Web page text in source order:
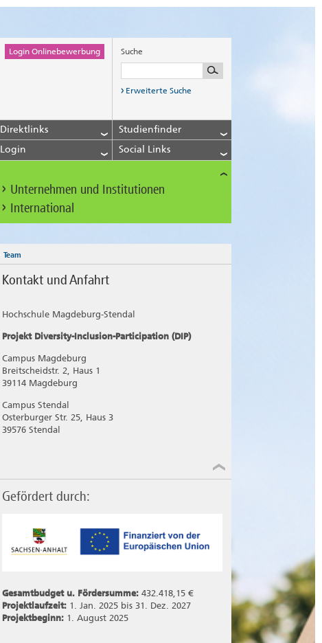
Login Onlinebewerbung Suche
Erweiterte Suche
Direktlinks
Studienfinder
Login
Social Links
Unternehmen und Institutionen
International
Team
Kontakt und Anfahrt
Hochschule Magdeburg-Stendal
Projekt Diversity-Inclusion-Participation (DIP)
Campus Magdeburg
Breitscheidstr. 2, Haus 1
39114 Magdeburg
Campus Stendal
Osterburger Str. 25, Haus 3
39576 Stendal
Gefördert durch:
Gesamtbudget u. Fördersumme: 432.418,15 €
Projektlaufzeit: 1. Jan. 2025 bis 31. Dez. 2027
Projektbeginn: 1. August 2025